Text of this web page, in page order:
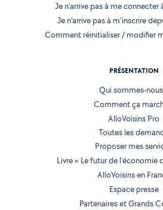
Je n'arrive pas à me
Je n'arrive pas à m'inscrire
Comment réinitialiser / modifier
PRÉSENTATION
Qui sommes-
Comment ça
AlloVoisins Pro
Toutes les
Proposer mes
Livre « Le futur de l'économie
AlloVoisins en
Espace presse
Partenaires et Grands